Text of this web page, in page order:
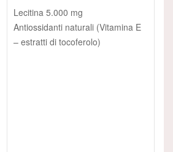
Lecitina 5.000 mg
Antiossidanti naturali (Vitamina E
– estratti di tocoferolo)